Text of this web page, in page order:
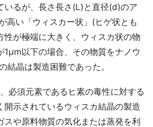
いるが、長さ長さ(L)と直径(d)のア
高い「ウィスカー状」(ヒゲ状とも
性が極端に大きく、ウィスカ状の物
1μm以下の場合、その物質をナノウ
結晶は製造困難であった。
必須元素であるヒ素の毒性に対する
開示されているウィスカ結晶の製造
スや原料物質の気化または蒸発を利